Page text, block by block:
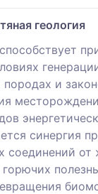
геология
породах и
синергия
соединений от